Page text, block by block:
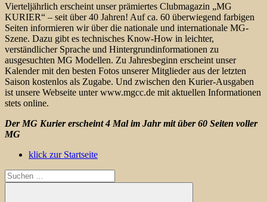
Vierteljährlich erscheint unser prämiertes Clubmagazin „MG
KURIER“ – seit über 40 Jahren! Auf ca. 60 überwiegend farbigen
Seiten informieren wir über die nationale und internationale MG-
Szene. Dazu gibt es technisches Know-How in leichter,
verständlicher Sprache und Hintergrundinformationen zu
ausgesuchten MG Modellen. Zu Jahresbeginn erscheint unser
Kalender mit den besten Fotos unserer Mitglieder aus der letzten
Saison kostenlos als Zugabe. Und zwischen den Kurier-Ausgaben
ist unsere Webseite unter www.mgcc.de mit aktuellen Informationen
stets online.
Der MG Kurier erscheint 4 Mal im Jahr mit über 60 Seiten voller
MG
klick zur Startseite
Suchen
nach: